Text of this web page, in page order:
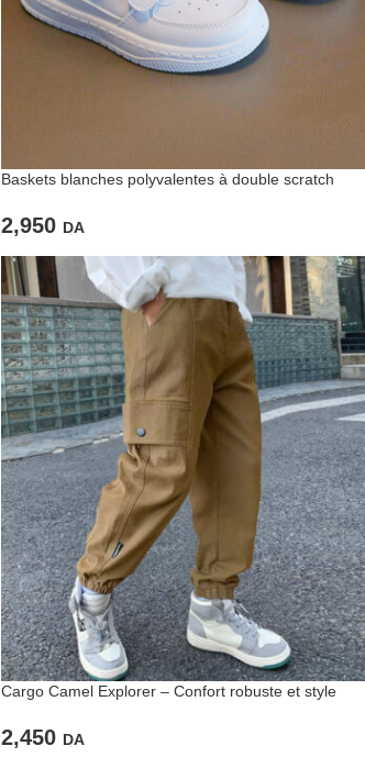
Baskets blanches polyvalentes à double scratch
2,950 DA
Cargo Camel Explorer – Confort robuste et style
2,450 DA